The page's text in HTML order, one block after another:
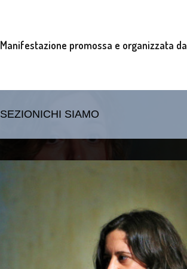
Manifestazione promossa e organizzata da
SEZIONICHI SIAMO